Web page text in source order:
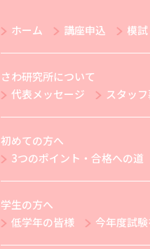
ホーム 講座申込 模試
さわ研究所について
代表メッセージ
スタッ
初めての方へ
3つのポイント・合格への道
学生の方へ
低学年の皆様
今年度試